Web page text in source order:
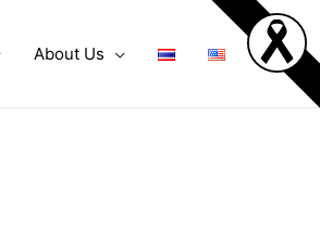
About Us